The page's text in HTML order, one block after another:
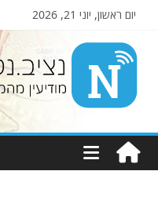
יום ראשון, יוני 21, 2026
Nziv.net
מודיעין
מהמקורות